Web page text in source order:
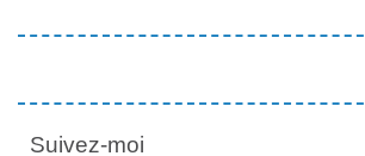
Suivez-moi